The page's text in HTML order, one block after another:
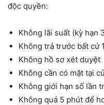
độc quyền:
Không lãi suất (kỳ hạn
Không trả trước bất cứ
Không hồ sơ xét duyệt
Không cần có mặt tại
Không giới hạn số lần
Không quá 5 phút để